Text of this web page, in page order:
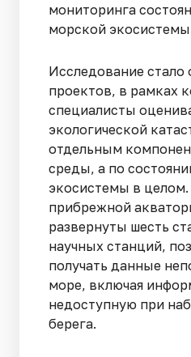
мониторинга
морской
Исследование
проектов, в рамках
специалисты
экологической
отдельным
среды, а по
экосистемы в целом.
прибрежной
развернуты шесть
научных станций,
получать данные
море, включая
недоступную при
берега.